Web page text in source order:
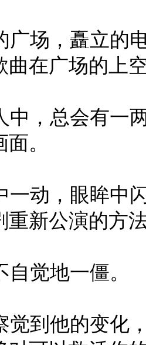
场，矗立的
曲在广场的上
，总会有一
。
动，眼眸中
重新公演的方
觉地一僵。
到他的变化